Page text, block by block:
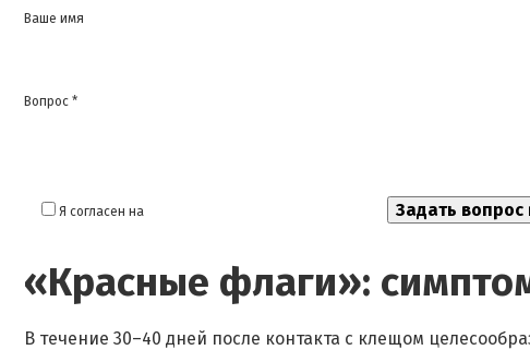
Ваше имя
Вопрос *
Я согласен на
«Красные флаги»:
В течение 30–40 дней после контакта с клещом